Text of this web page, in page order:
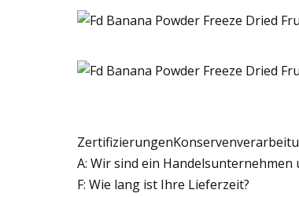
A: Wir sind ein
F: Wie lang ist Ihre Lieferzeit?